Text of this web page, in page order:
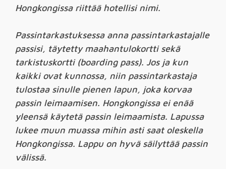
Hongkongissa riittää hotellisi nimi.
Passintarkastuksessa anna passintarkastajalle
passisi, täytetty maahantulokortti sekä
tarkistuskortti (boarding pass). Jos ja kun
kaikki ovat kunnossa, niin passintarkastaja
tulostaa sinulle pienen lapun, joka korvaa
passin leimaamisen. Hongkongissa ei enää
yleensä käytetä passin leimaamista. Lapussa
lukee muun muassa mihin asti saat oleskella
Hongkongissa. Lappu on hyvä säilyttää passin
välissä.